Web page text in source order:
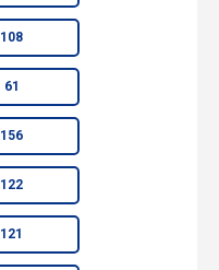
108
61
156
122
121